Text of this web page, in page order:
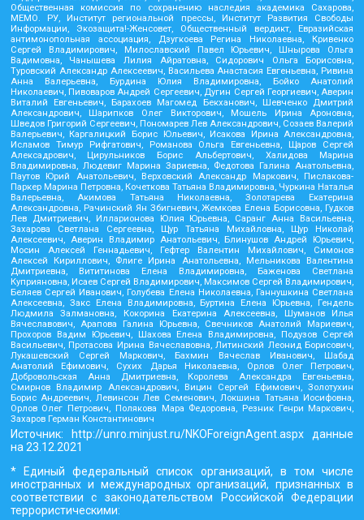
Общественная комиссия по сохранению наследия академика Сахарова,
МЕМО. РУ, Институт региональной прессы, Институт Развития Свободы
Информации, Экозащита!-Женсовет, Общественный вердикт, Евразийская
антимонопольная ассоциация, Дзугкоева Регина Николаевна, Кривенко
Сергей Владимирович, Милославский Павел Юрьевич, Шнырова Ольга
Вадимовна, Чанышева Лилия Айратовна, Сидорович Ольга Борисовна,
Туровский Александр Алексеевич, Васильева Анастасия Евгеньевна, Ривина
Анна Валерьевна, Бурдина Юлия Владимировна, Бойко Анатолий
Николаевич, Пивоваров Андрей Сергеевич, Дугин Сергей Георгиевич, Аверин
Виталий Евгеньевич, Барахоев Магомед Бекханович, Шевченко Дмитрий
Александрович, Шарипков Олег Викторович, Мошель Ирина Ароновна,
Шведов Григорий Сергеевич, Пономарев Лев Александрович, Созаев Валерий
Валерьевич, Каргалицкий Борис Юльевич, Исакова Ирина Александровна,
Исламов Тимур Рифгатович, Романова Ольга Евгеньевна, Щаров Сергей
Алексадрович, Цирульников Борис Альбертович, Халидова Марина
Владимировна, Людевиг Марина Зариевна, Федотова Галина Анатольевна,
Паутов Юрий Анатольевич, Верховский Александр Маркович, Пислакова-
Паркер Марина Петровна, Кочеткова Татьяна Владимировна, Чуркина Наталья
Валерьевна, Акимова Татьяна Николаевна, Золотарева Екатерина
Александровна, Рачинский Ян Збигневич, Жемкова Елена Борисовна, Гудков
Лев Дмитриевич, Илларионова Юлия Юрьевна, Саранг Анна Васильевна,
Захарова Светлана Сергеевна, Щур Татьяна Михайловна, Щур Николай
Алексеевич, Аверин Владимир Анатольевич, Блинушов Андрей Юрьевич,
Мосин Алексей Геннадьевич, Гефтер Валентин Михайлович, Симонов
Алексей Кириллович, Флиге Ирина Анатольевна, Мельникова Валентина
Дмитриевна, Вититинова Елена Владимировна, Баженова Светлана
Куприяновна, Исаев Сергей Владимирович, Максимов Сергей Владимирович,
Беляев Сергей Иванович, Голубева Елена Николаевна, Ганнушкина Светлана
Алексеевна, Закс Елена Владимировна, Буртина Елена Юрьевна, Гендель
Людмила Залмановна, Кокорина Екатерина Алексеевна, Шуманов Илья
Вячеславович, Арапова Галина Юрьевна, Свечников Анатолий Мариевич,
Прохоров Вадим Юрьевич, Шахова Елена Владимировна, Подузов Сергей
Васильевич, Протасова Ирина Вячеславовна, Литинский Леонид Борисович,
Лукашевский Сергей Маркович, Бахмин Вячеслав Иванович, Шабад
Анатолий Ефимович, Сухих Дарья Николаевна, Орлов Олег Петрович,
Добровольская Анна Дмитриевна, Королева Александра Евгеньевна,
Смирнов Владимир Александрович, Вицин Сергей Ефимович, Золотухин
Борис Андреевич, Левинсон Лев Семенович, Локшина Татьяна Иосифовна,
Орлов Олег Петрович, Полякова Мара Федоровна, Резник Генри Маркович,
Захаров Герман Константинович
Источник: http://unro.minjust.ru/NKOForeignAgent.aspx данные
на 23.12.2021
* Единый федеральный список организаций, в том числе
иностранных и международных организаций, признанных в
соответствии с законодательством Российской Федерации
террористическими: